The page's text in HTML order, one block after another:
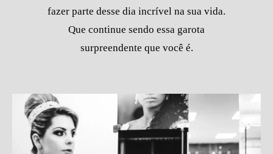
fazer parte desse dia incrível na sua vida.
Que continue sendo essa garota
surpreendente que você é.